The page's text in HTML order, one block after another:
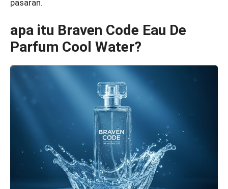
pasaran.
apa itu Braven Code Eau De
Parfum Cool Water?